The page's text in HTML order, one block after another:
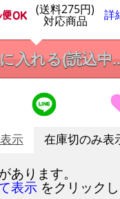
(送料275円)
対応商品 詳
入れる(読込中
示 在庫切のみ表
あります。
表示 をクリック